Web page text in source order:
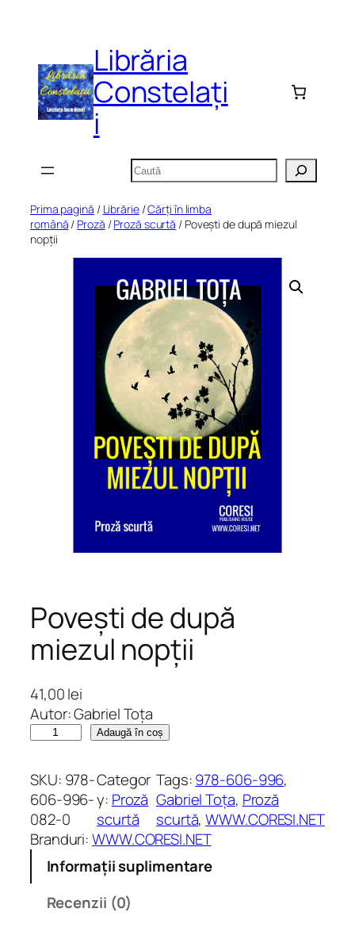
Librăria
Constelați
i
Caută
Prima pagină / Librărie/Cărți în limba
română / Proză /Proză scurtă / Povești de după miezul
nopții
Povești de după
miezul nopții
41,00lei
Autor: Gabriel Toța
n
t
i
t
a
Adaugă în coș
SKU: 978-
606-996-
082-0
Categor
y: Proză
scurtă
Tags:978-606-996
Gabriel Toța, Proză
scurtă, WWW.CORESI.NET
Branduri:WWW.CORESI.NET
Informații suplimentare
Recenzii (0)